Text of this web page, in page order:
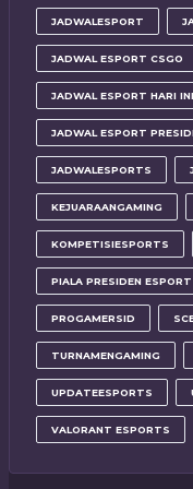
JADWALESPORT
JADWAL ESPORT CSGO
JADWAL ESPORT HARI INI
JADWAL ESPORT
JADWALESPORTS
KEJUARAANGAMING
KOMPETISIESPORTS
PIALA PRESIDEN ESPORT
PROGAMERSID
TURNAMENGAMING
UPDATEESPORTS
VALORANT ESPORTS